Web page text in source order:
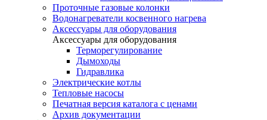
Проточные газовые колонки
Водонагреватели косвенного нагрева
Аксессуары для оборудования
Аксессуары для оборудования
Терморегулирование
Дымоходы
Гидравлика
Электрические котлы
Тепловые насосы
Печатная версия каталога с ценами
Архив документации